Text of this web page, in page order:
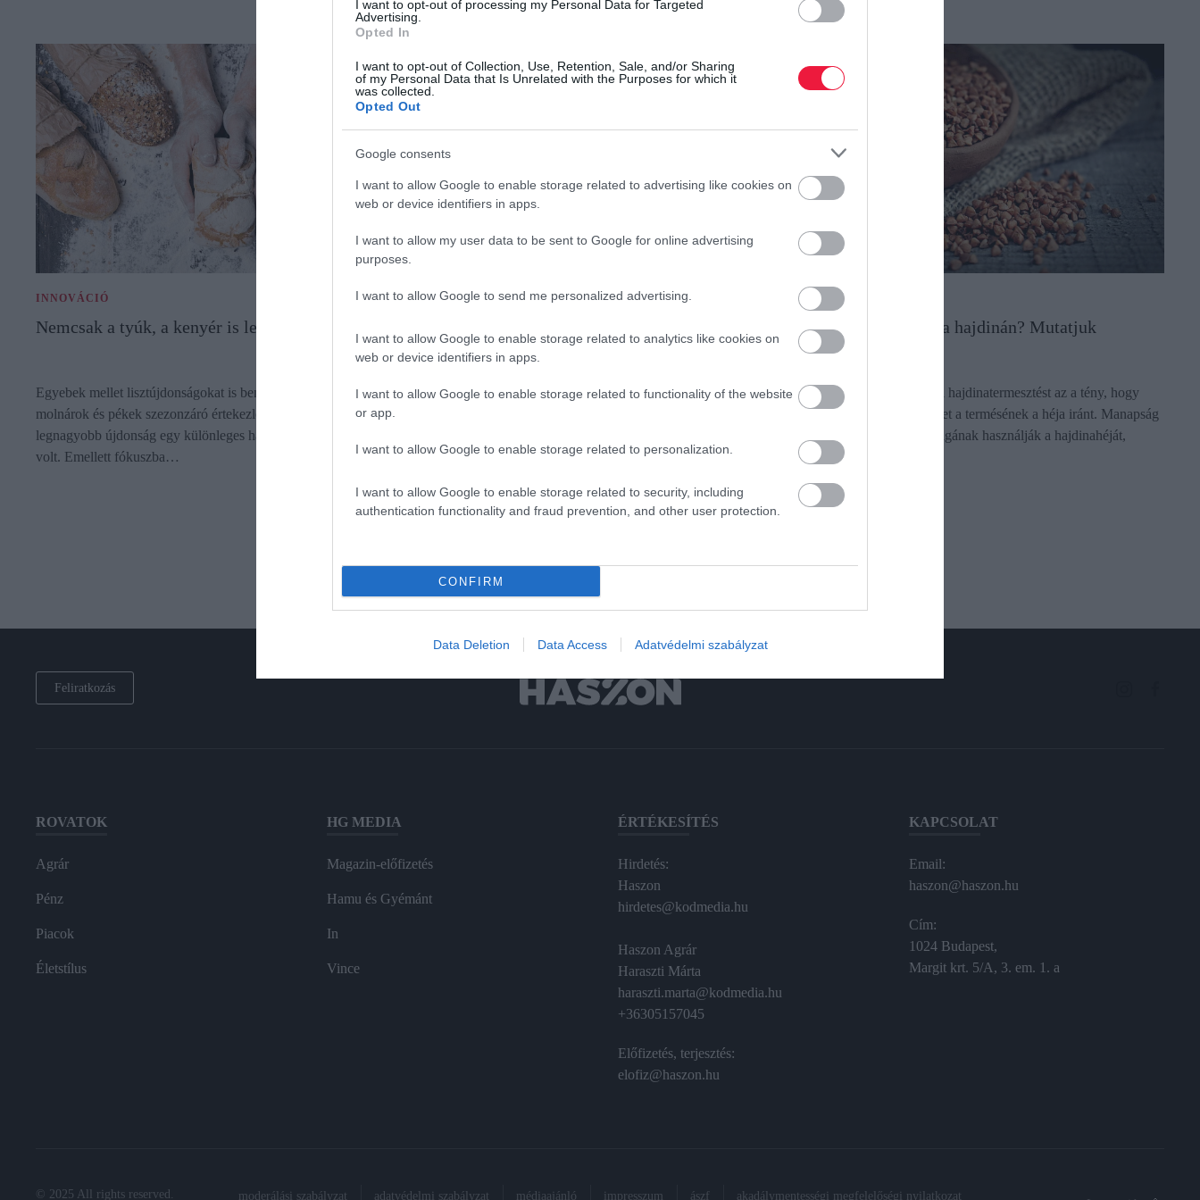
I want to opt-out of processing my Personal Data for Targeted
Advertising.
Opted In
I want to opt-out of Collection, Use, Retention, Sale, and/or Sharing
of my Personal Data that Is Unrelated with the Purposes for which it
was collected.
Opted Out
Google consents
I want to allow Google to enable storage related to advertising like cookies on
web or device identifiers in apps.
I want to allow my user data to be sent to Google for online advertising
purposes.
I want to allow Google to send me personalized advertising.
I want to allow Google to enable storage related to analytics like cookies on
web or device identifiers in apps.
I want to allow Google to enable storage related to functionality of the website
or app.
I want to allow Google to enable storage related to personalization.
I want to allow Google to enable storage related to security, including
authentication functionality and fraud prevention, and other user protection.
CONFIRM
Data Deletion Data Access Adatvédelmi szabályzat
INNOVÁCIÓ
Nemcsak a tyúk, a kenyér is lehet kendermagos
Egyebek mellet lisztújdonságokat is bemutattak a magyar
molnárok és pékek szezonzáró értekezletén. A két talán
legnagyobb újdonság egy különleges hajdina- és egy rozsliszt
volt. Emellett fókuszba…
VILÁG
háború
Egészen Japánig érnek az ukrajnai háború hullámai: az egyik
eddig…
NÖVÉNYTERMESZTÉS
Mit eszik a magyar a hajdinán? Mutatjuk
Fellendítheti a nemzetközi hajdinatermesztést az a tény, hogy
igencsak megnőtt a kereslet a termésének a héja iránt. Manapság
prémium párnák töltőanyagának használják a hajdinahéját,
hiszen…
Feliratkozás
ROVATOK
Agrár
Pénz
Piacok
Életstílus
HG MEDIA
Magazin-előfizetés
Hamu és Gyémánt
In
Vince
ÉRTÉKESÍTÉS
Hirdetés:
Haszon
hirdetes@kodmedia.hu
Haszon Agrár
Haraszti Márta
haraszti.marta@kodmedia.hu
+36305157045
Előfizetés, terjesztés:
elofiz@haszon.hu
KAPCSOLAT
Email:
haszon@haszon.hu
Cím:
1024 Budapest,
Margit krt. 5/A, 3. em. 1. a
© 2025 All rights reserved. moderálási szabályzat adatvédelmi szabályzat médiaajánló impresszum ászf akadálymentességi megfelelőségi nyilatkozat